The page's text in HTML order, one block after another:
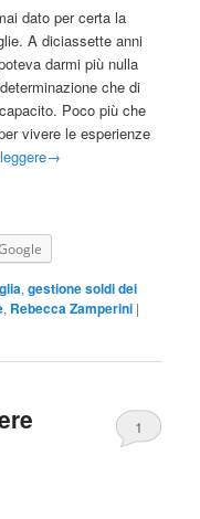
dato per certa la
A diciassette anni
darmi più nulla
che di
Poco più che
vivere le esperienze
→
,gestione soldi dei
, Rebecca Zamperini |
1